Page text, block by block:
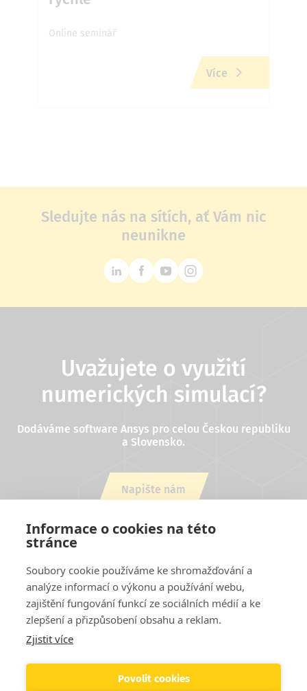
Informace o cookies na této
stránce
Soubory cookie používáme ke shromažďování a
analýze informací o výkonu a používání webu,
zajištění fungování funkcí ze sociálních médií a ke
zlepšení a přizpůsobení obsahu a reklam.
Zjistit více
Povolit cookies
Online seminář
Více
Sledujte nás na sítích, ať Vám nic
neunikne
Uvažujete o využití
numerických simulací?
Dodáváme software Ansys pro celou Českou republiku
a Slovensko.
Napište nám
nebo zavolejte +420 543 254 554
Patička
Projekty EUCookiesPodmínky užití stránekKontakty
Helpdesk